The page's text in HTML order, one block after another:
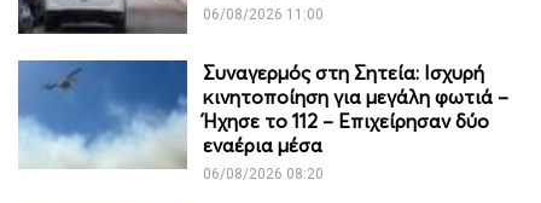
06/08/2026 11:00
Συναγερμός στη Σητεία: Ισχυρή
κινητοποίηση για μεγάλη φωτιά –
Ήχησε το 112 – Επιχείρησαν δύο
εναέρια μέσα
06/08/2026 08:20